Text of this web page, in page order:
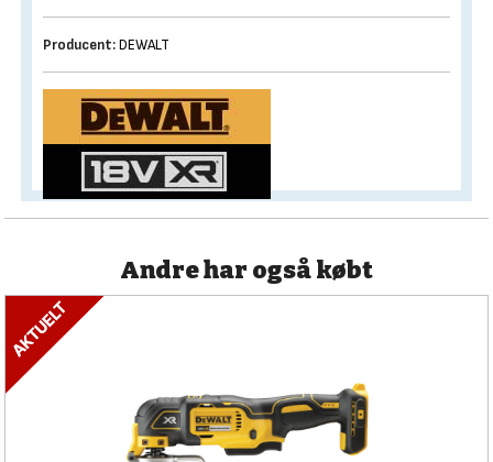
Producent:DEWALT
Andre har også købt